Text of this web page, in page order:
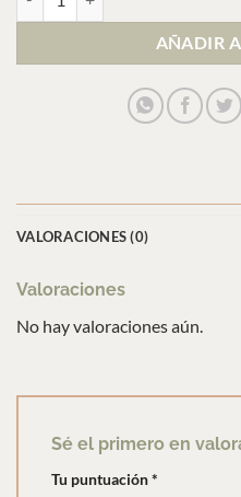
AÑADIR
VALORACIONES (0)
Valoraciones
No hay valoraciones aún.
Sé el primero en
Tu puntuación*